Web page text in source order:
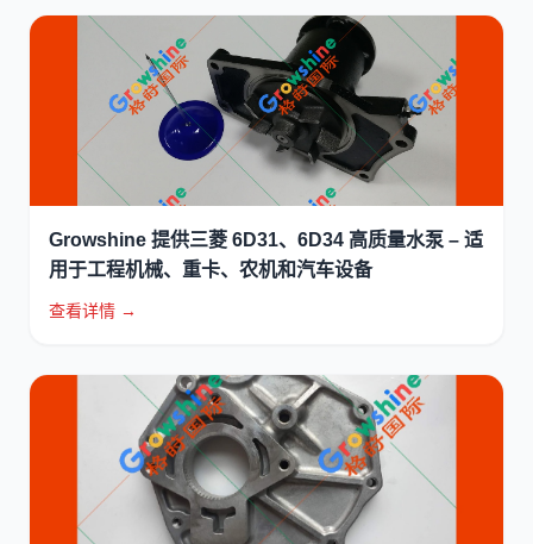
Growshine 提供三菱 6D31、6D34 高质量水泵 – 适
用于工程机械、重卡、农机和汽车设备
查看详情 →